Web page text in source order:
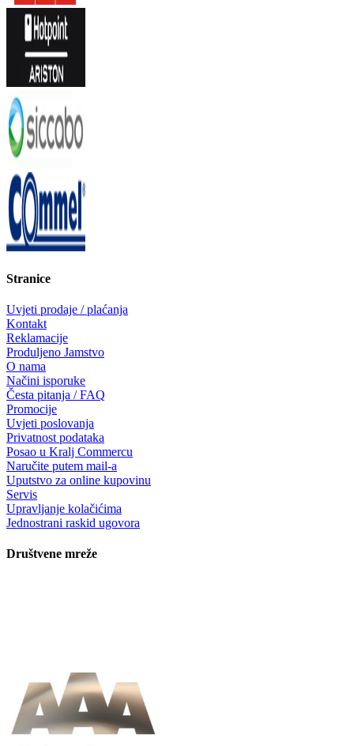
Stranice
Uvjeti prodaje / plaćanja
Kontakt
Reklamacije
Produljeno Jamstvo
O nama
Načini isporuke
Česta pitanja / FAQ
Promocije
Uvjeti poslovanja
Privatnost podataka
Posao u Kralj Commercu
Naručite putem mail-a
Uputstvo za online kupovinu
Servis
Upravljanje kolačićima
Jednostrani raskid ugovora
Društvene mreže